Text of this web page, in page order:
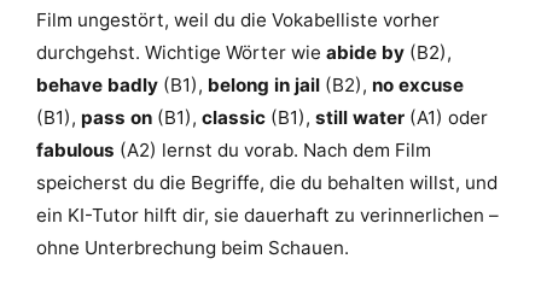
Film ungestört, weil du die Vokabelliste vorher
durchgehst. Wichtige Wörter wie abide by (B2),
behave badly (B1), belong in jail (B2), no excuse
(B1), pass on (B1), classic (B1), still water (A1) oder
fabulous (A2) lernst du vorab. Nach dem Film
speicherst du die Begriffe, die du behalten willst, und
ein KI-Tutor hilft dir, sie dauerhaft zu verinnerlichen –
ohne Unterbrechung beim Schauen.